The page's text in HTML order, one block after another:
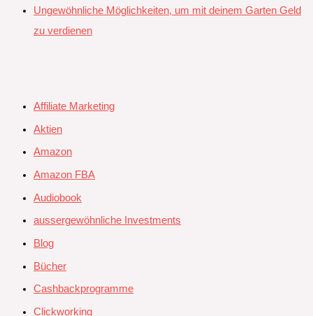
Ungewöhnliche Möglichkeiten, um mit deinem Garten Geld
zu verdienen
Affiliate Marketing
Aktien
Amazon
Amazon FBA
Audiobook
aussergewöhnliche Investments
Blog
Bücher
Cashbackprogramme
Clickworking